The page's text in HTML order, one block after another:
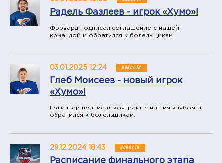
Радель Фазлеев - игрок «Хумо»!
Форвард подписал соглашение с нашей
командой и обратился к болельщикам.
03.01.2025 12:24 НОВОСТИ
Глеб Моисеев - новый игрок
«Хумо»!
Голкипер подписал контракт с нашим клубом и
обратился к болельщикам.
29.12.2024 18:43 НОВОСТИ
Расписание финального этапа